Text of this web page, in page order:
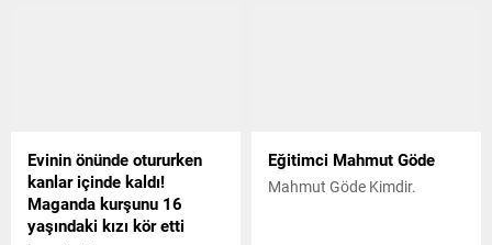
İktisadi, İdari ve Sosyal
Bilimler Fakültesinde doktor
Evinin önünde otururken
kanlar içinde kaldı!
Maganda kurşunu 16
yaşındaki kızı kör etti
Eğitimci Mahmut Göde
Mahmut Göde Kimdir.